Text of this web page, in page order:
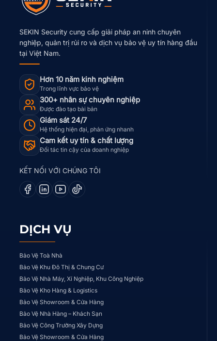
SEKIN Security cung cấp giải pháp an ninh chuyên
nghiệp, quản trị rủi ro và dịch vụ bảo vệ uy tín hàng đầu
tại Việt Nam.
Hơn 10 năm kinh nghiệm
Trong lĩnh vực bảo vệ
300+ nhân sự chuyên nghiệp
Được đào tạo bài bản
Giám sát 24/7
Hệ thống hiện đại, phản ứng nhanh
Cam kết uy tín & chất lượng
Đối tác tin cậy của doanh nghiệp
KẾT NỐI VỚI CHÚNG TÔI
DỊCH VỤ
Bảo Vệ Toà Nhà
Bảo Vệ Khu Đô Thị & Chung Cư
Bảo Vệ Nhà Máy, Xí Nghiệp, Khu Công Nghiệp
Bảo Vệ Kho Hàng & Logistics
Bảo Vệ Showroom & Cửa Hàng
Bảo Vệ Nhà Hàng – Khách Sạn
Bảo Vệ Công Trường Xây Dựng
Bảo Vệ Showroom & Cửa Hàng